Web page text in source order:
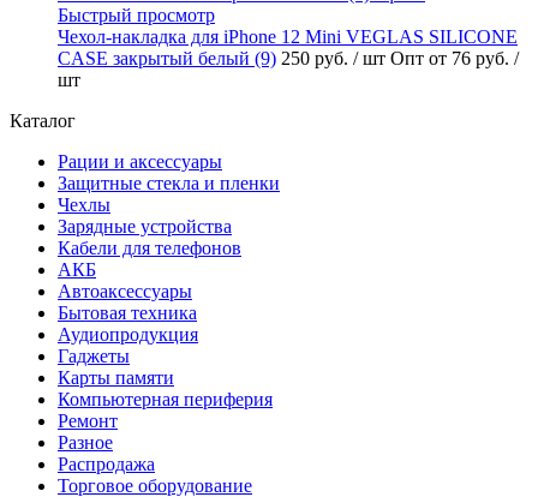
Быстрый просмотр
Чехол-накладка для iPhone 12 Mini VEGLAS SILICONE
CASE закрытый белый (9) 250 руб. / шт Опт от 76 руб. /
шт
Каталог
Рации и аксессуары
Защитные стекла и пленки
Чехлы
Зарядные устройства
Кабели для телефонов
АКБ
Автоаксессуары
Бытовая техника
Аудиопродукция
Гаджеты
Карты памяти
Компьютерная периферия
Ремонт
Разное
Распродажа
Торговое оборудование